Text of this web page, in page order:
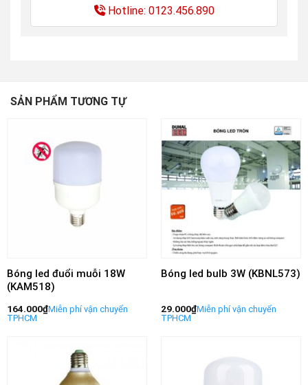
Hotline: 0123.456.890
SẢN PHẨM TƯƠNG TỰ
Bóng led đuổi muỗi 18W
(KAM518)
164.000₫
Bóng led bulb 3W (KBNL573)
29.000₫